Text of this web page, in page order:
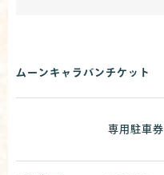
ムーンキャラバンチケット
専用駐車券